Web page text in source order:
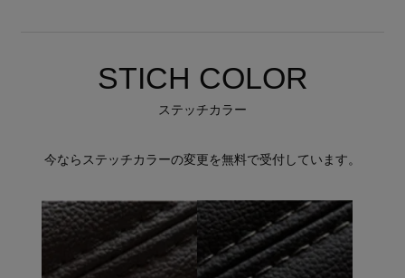
STICH COLOR
ステッチカラー
今ならステッチカラーの変更を無料で受付しています。